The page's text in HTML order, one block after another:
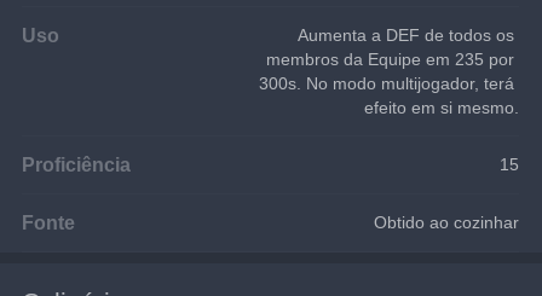
Uso
Aumenta a DEF de todos os
membros da Equipe em 235 por
300s. No modo multijogador, terá
efeito em si mesmo.
Proficiência 15
Fonte Obtido ao cozinhar